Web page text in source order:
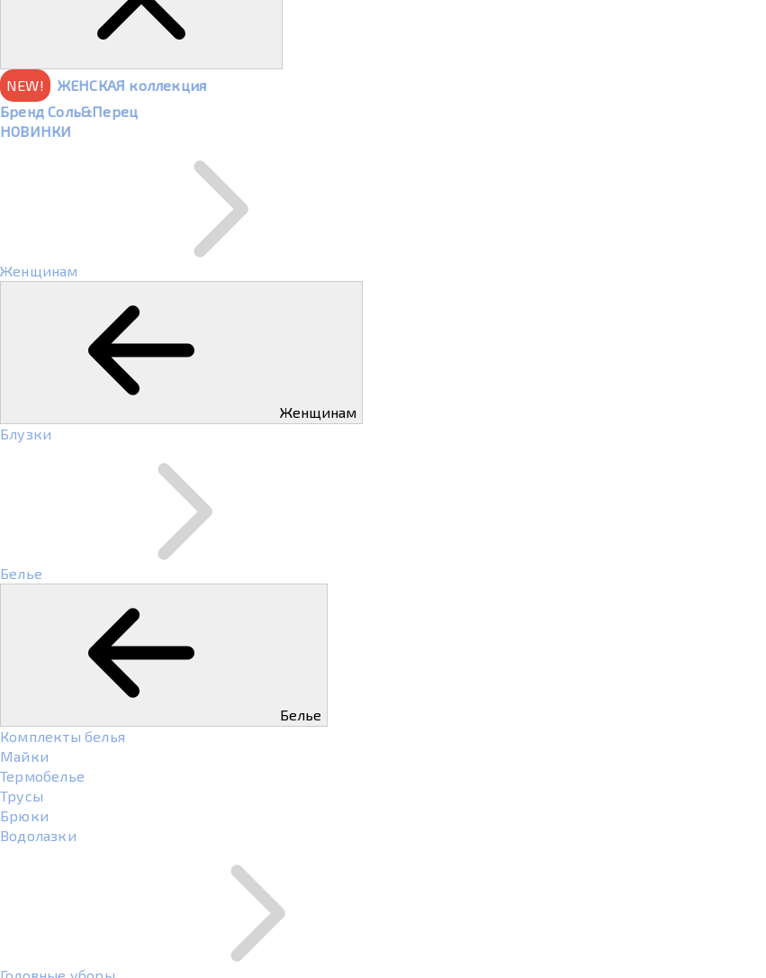
NEW!
ЖЕНСКАЯ коллекция
Бренд Соль&Перец
НОВИНКИ
Женщинам
Женщинам
Блузки
Белье
Белье
Комплекты белья
Майки
Термобелье
Трусы
Брюки
Водолазки